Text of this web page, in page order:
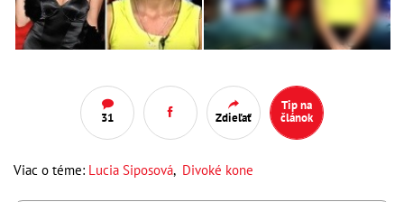
31 Zdieľať
Tip na
článok
Viac o téme: Lucia Siposová, Divoké kone